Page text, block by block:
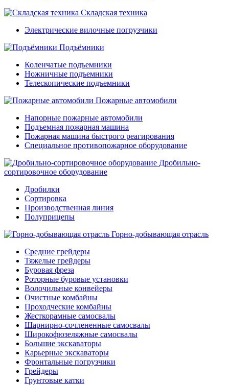
Складская техника
Электрические вилочные погрузчики
Подъёмники
Коленчатые подъемники
Ножничные подъемники
Телескопические подъемники
Пожарные автомобили
Напорные пожарные автомобили
Подъемная пожарная машина
Пожарная машина быстрого реагирования
Специальное противопожарное оборудование
Дробильно-
сортировочное оборудование
Дробилки
Сортировка
Производственная линия
Полуприцепы
Горно-добывающая отрасль
Средние грейдеры
Тяжелые грейдеры
Буровая фреза
Роторные буровые установки
Волочильные конвейеры
Очистные комбайны
Проходческие комбайны
Жесткорамные самосвалы
Шарнирно-сочлененные самосвалы
Широкофюзеляжные самосвалы
Большие экскаваторы
Карьерные экскаваторы
Фронтальные погрузчики
Грейдеры
Грунтовые катки